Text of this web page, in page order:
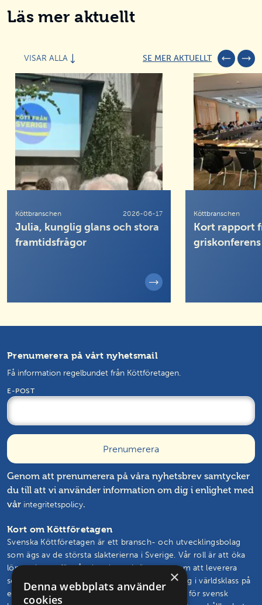
Läs mer aktuellt
VISAR ALLA SE MER AKTUELLT
Köttbranschen 2026-06-17
Julia, kunglig glans och stora
framtidsfrågor
Köttbranschen
Kort rapport
Prenumerera på vårt nyhetsmail
Få information regelbundet från Köttföretagen.
E-POST
Genom att prenumerera på våra nyhetsbrev samtycker
du till att vi använder information om dig i enlighet med
vår integritetspolicy.
Kort om Köttföretagen
Svenska Köttföretagen är ett bransch- och utvecklingsbolag
som ägs av de största slakterierna i Sverige. Vår roll är att öka
lönsamheten för våra kunder och ägare genom att leverera
semin, livdjur, rådgivning och branschutveckling i världsklass på
ett effektivt sätt. Vårt mål är att vända trenden för svensk
×
Denna webbplats använder
cookies